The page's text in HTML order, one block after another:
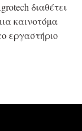
διαθέτει
καινοτόμα
εργαστήριο